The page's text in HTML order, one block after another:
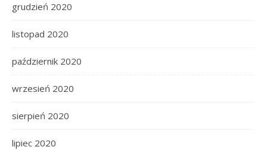
grudzień 2020
listopad 2020
październik 2020
wrzesień 2020
sierpień 2020
lipiec 2020